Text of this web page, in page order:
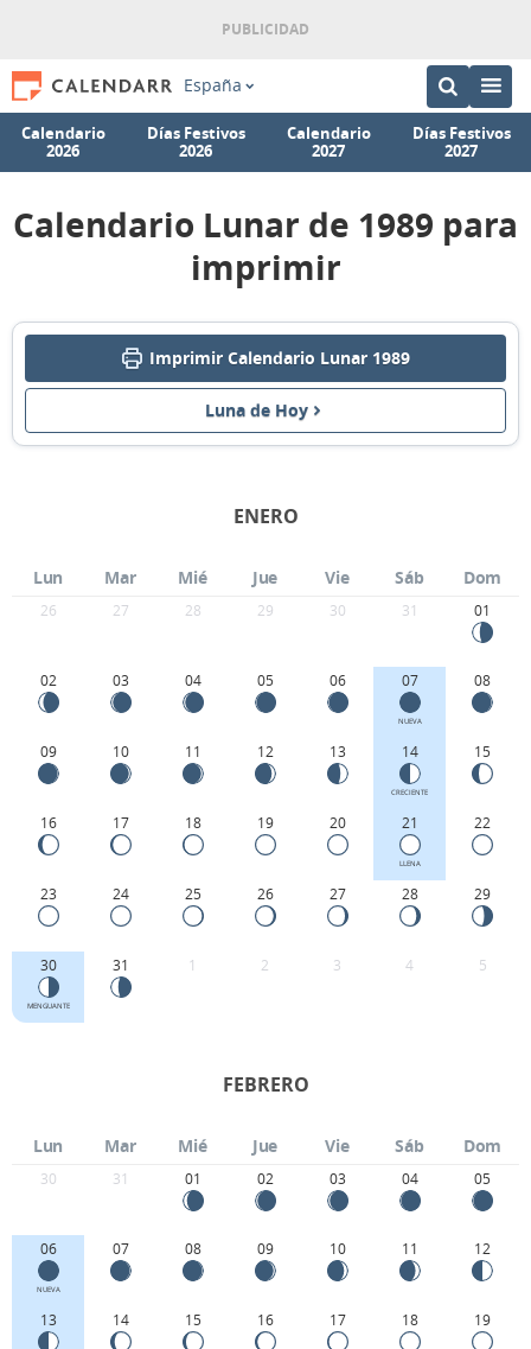
España
Calendario
2026
Días Festivos
2026
Calendario
2027
Días Festivos
2027
Calendario Lunar de 1989 para
imprimir
Imprimir Calendario Lunar 1989
Luna de Hoy
ENERO
Lun Mar Mié Jue Vie Sáb Dom
26 27 28 29 30 31 01
02 03 04 05 06 07
NUEVA
08
09 10 11 12 13 14
CRECIENTE
15
16 17 18 19 20 21
LLENA
22
23 24 25 26 27 28 29
30
MENGUANTE
31 1 2 3 4 5
FEBRERO
Lun Mar Mié Jue Vie Sáb Dom
30 31 01 02 03 04 05
06
NUEVA
07 08 09 10 11 12
13 14 15 16 17 18 19